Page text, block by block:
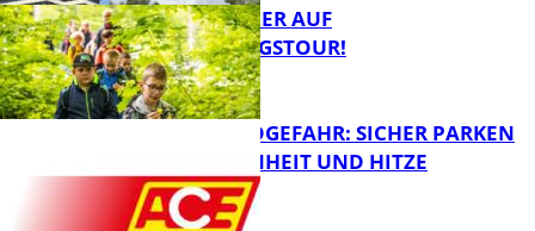
FB News
MIT DEM JÄGER AUF
ENTDECKUNGSTOUR!
WALDBRANDGEFAHR: SICHER PARKEN
BEI TROCKENHEIT UND HITZE